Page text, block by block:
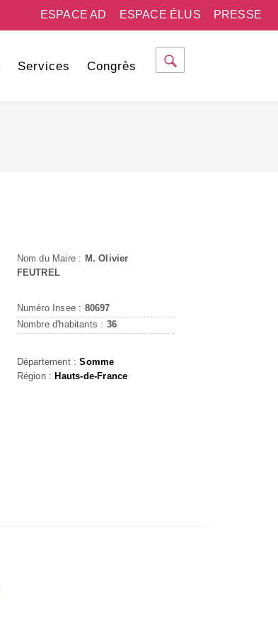
PRESSE
ESPACE ÉLUS
ESPACE AD
Services Congrès
Nom du Maire : M. Olivier
FEUTREL
Numéro Insee : 80697
Nombre d'habitants : 36
Département :Somme
Région : Hauts-de-France